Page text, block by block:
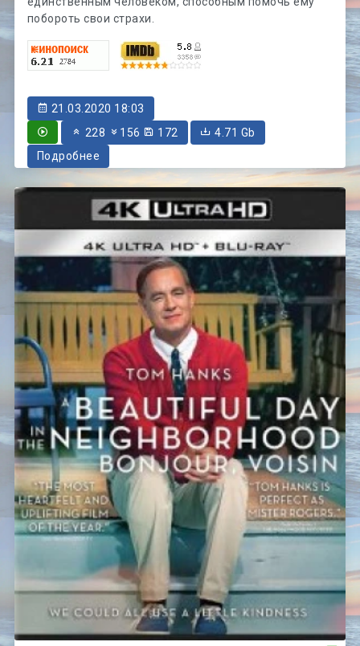
побороть свои страхи.
21.03.2020 18:03
228
156 172
4.71 Gb
Подробнее